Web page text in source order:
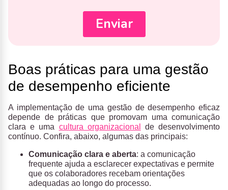
Boas práticas para uma gestão
de desempenho eficiente
A implementação de uma gestão de desempenho eficaz
depende de práticas que promovam uma comunicação
clara e uma cultura organizacional
de desenvolvimento
contínuo. Confira, abaixo, algumas das principais:
Comunicação clara e aberta: a comunicação
frequente ajuda a esclarecer expectativas e permite
que os colaboradores recebam orientações
adequadas ao longo do processo.